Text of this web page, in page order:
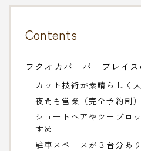
Contents
フクオカバーバープレイ
カット技術が素晴らしく
夜間も営業（完全予約制
ショートヘアやツーブロ
すめ
駐車スペースが３台分あ